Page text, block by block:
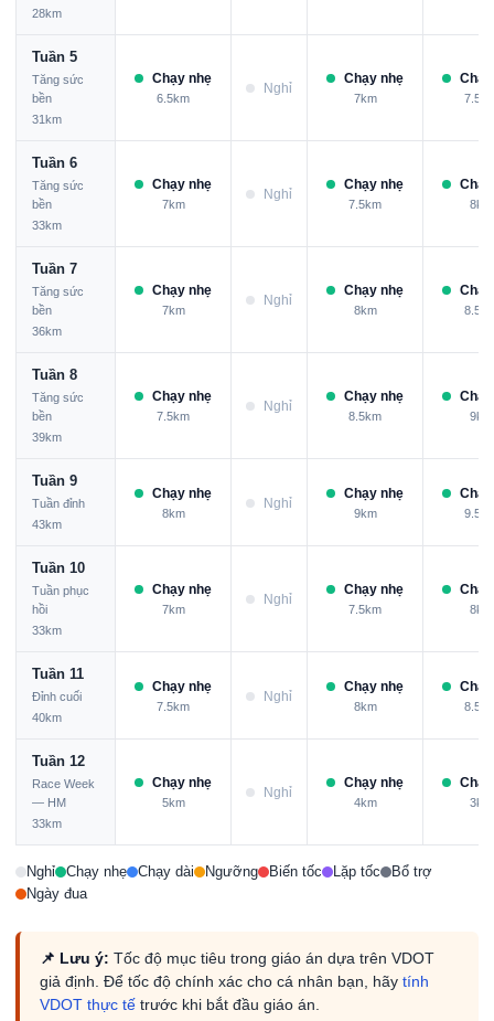
28km
Tuần 5
Tăng sức
bền
31km
Chạy nhẹ
6.5km
Nghỉ
Chạy nhẹ
7km
Tuần 6
Tăng sức
bền
33km
Chạy nhẹ
7km
Nghỉ
Chạy nhẹ
7.5km 8km
Tuần 7
Tăng sức
bền
36km
Chạy nhẹ
7km
Nghỉ
Chạy nhẹ
8km
Tuần 8
Tăng sức
bền
39km
Chạy nhẹ
7.5km
Nghỉ
Chạy nhẹ
8.5km 9km
Tuần 9
Tuần đỉnh
43km
Chạy nhẹ
8km
Nghỉ
Chạy nhẹ
9km
Tuần 10
Tuần phục
hồi
33km
Chạy nhẹ
7km
Nghỉ
Chạy nhẹ
7.5km 8km
Tuần 11
Đỉnh cuối
40km
Chạy nhẹ
7.5km
Nghỉ
Chạy nhẹ
8km
Tuần 12
Race Week
— HM
33km
Chạy nhẹ
5km
Nghỉ
Chạy nhẹ
4km 3km
Nghỉ Chạy nhẹ Chạy dài Ngưỡng Biến tốc Lặp tốc
Bổ trợ
Ngày đua
📌 Lưu ý: Tốc độ mục tiêu trong giáo án dựa trên VDOT
giả định. Để tốc độ chính xác cho cá nhân bạn, hãy tính
VDOT thực tế trước khi bắt đầu giáo án.